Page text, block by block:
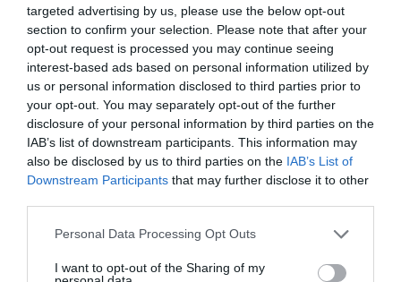
targeted advertising by us, please use the below opt-out
section to confirm your selection. Please note that after your
opt-out request is processed you may continue seeing
interest-based ads based on personal information utilized by
us or personal information disclosed to third parties prior to
your opt-out. You may separately opt-out of the further
disclosure of your personal information by third parties on the
IAB’s list of downstream participants. This information may
also be disclosed by us to third parties on the IAB’s List of
Downstream Participants that may further disclose it to other
Please note that this website/app uses one or more Google
not limited to your visit or usage behaviour. You may click to
Personal Data Processing Opt Outs
I want to opt-out of the Sharing of my
Berlino 2006, una notte da campioni del mondo
18 Luglio 2026